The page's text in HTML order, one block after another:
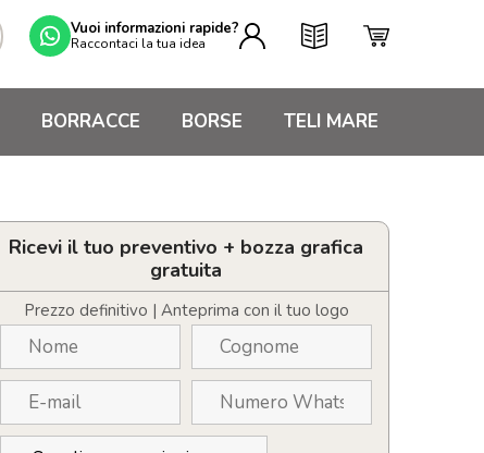
Vuoi informazioni rapide?
Raccontaci la tua idea
BORRACCE BORSE TELI MARE
Ricevi il tuo preventivo + bozza grafica
gratuita
Prezzo definitivo | Anteprima con il tuo logo